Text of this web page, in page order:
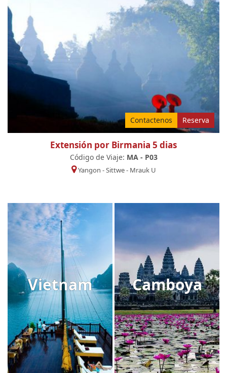
Contactenos Reserva
Extensión por Birmania 5 dias
Código de Viaje: MA - P03
Yangon -Sittwe- Mrauk U
Vietnam Camboya